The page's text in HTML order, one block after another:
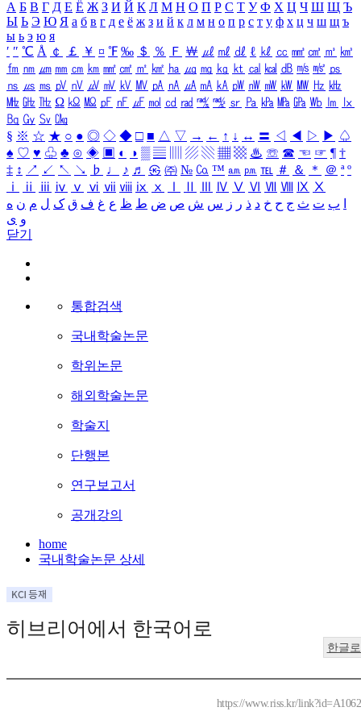
А Б В Г Д Е Ё Ж З И Й К Л М Н О П Р С Т У Ф Х Ц Ч Ш Щ Ъ
Ы Ь Э Ю Я а б в г д е ё ж з и й к л м н о п р с т у ф х ц ч ш щ ъ
ы ь э ю я
′ ″ ℃ Å ￠ ￡ ￥ ¤ ℉ ‰ ＄ ％ Ｆ ￦ ㎕ ㎖ ㎗ ℓ ㎘ ㏄ ㎣ ㎤ ㎥ ㎦
㎙ ㎚ ㎛ ㎜ ㎝ ㎞ ㎟ ㎠ ㎡ ㎢ ㏊ ㎍ ㎎ ㎏ ㏏ ㎈ ㎉ ㏈ ㎧ ㎨ ㎰
㎱ ㎲ ㎳ ㎴ ㎵ ㎶ ㎷ ㎸ ㎹ ㎀ ㎁ ㎂ ㎃ ㎄ ㎺ ㎻ ㎽ ㎾ ㎿ ㎐ ㎑
㎒ ㎓ ㎔ Ω ㏀ ㏁ ㎊ ㎋ ㎌ ㏖ ㏅ ㎭ ㎮ ㎯ ㏛ ㎩ ㎪ ㎫ ㎬ ㏝ ㏐
㏓
㏃ ㏉ ㏜ ㏆
§ ※ ☆ ★ ○ ● ◎ ◇ ◆ □ ■ △ ▽ → ← ↑ ↓ ↔ 〓 ◁ ◀ ▷ ▶ ♤
♠ ♡ ♥ ♧ ♣ ⊙ ◈ ▣ ◐ ◑ ▒ ▤ ▨ ▧ ▦ ▩ ♨ ☏ ☎ ☜ ☞ ¶ †
‡ ↕ ↗ ↙ ↖ ↘ ♭ ♩ ♪ ♬ ㉿ ㈜ № ㏇ ™ ㏂ ㏘ ℡ ＃ ＆ ＊ ＠ ª º
ⅰ
ⅱ ⅲ ⅳ ⅴ ⅵ ⅶ ⅷ ⅸ ⅹ Ⅳ Ⅴ Ⅵ Ⅶ Ⅷ Ⅸ Ⅹ
ب ت ث ج ح خ د ذ ر ز س ش ص ض ط ظ ع غ ف ق ک ل م ن ه
و ی
닫기
통합검색
국내학술논문
학위논문
해외학술논문
학술지
단행본
연구보고서
공개강의
home
국내학술논문 상세
히브리어에서 한국어로
한글
https://www.riss.kr/